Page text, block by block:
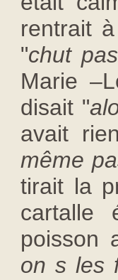
rentrait
"chut
Marie
disait "
avait
même
tirait la
cartalle
poisson
on s les